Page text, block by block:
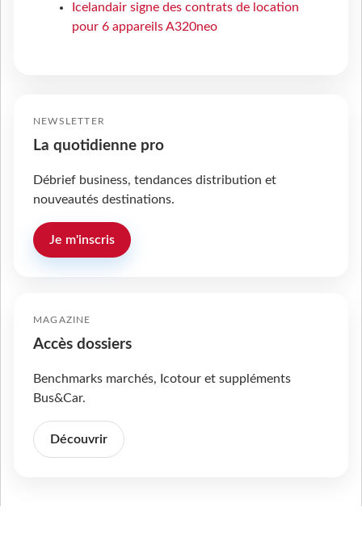
Icelandair signe des contrats de location
pour 6 appareils A320neo
NEWSLETTER
La quotidienne pro
Débrief business, tendances distribution et
nouveautés destinations.
Je m'inscris
MAGAZINE
Accès dossiers
Benchmarks marchés, Icotour et suppléments
Bus&Car.
Découvrir